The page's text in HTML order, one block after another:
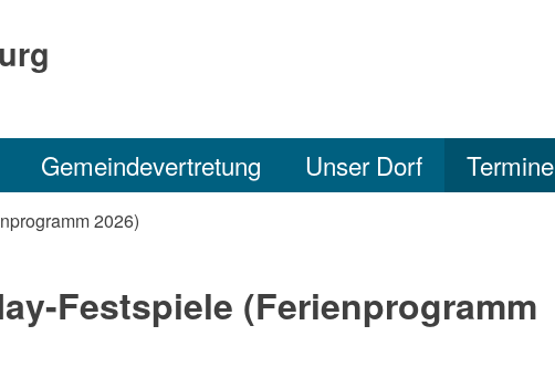
Gemeindevertretung Unser Dorf Termine
2026)
Festspiele (Ferienprogramm